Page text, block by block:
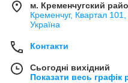
м. Кременчугский
Кременчуг, Квартал
Україна
Контакти
Сьогодні вихідний
Показати весь графік